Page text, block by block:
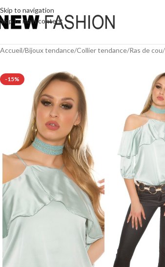
Skip to navigation
Skip to main content
Accueil/Bijoux tendance/Collier tendance/Ras de cou/
-15%